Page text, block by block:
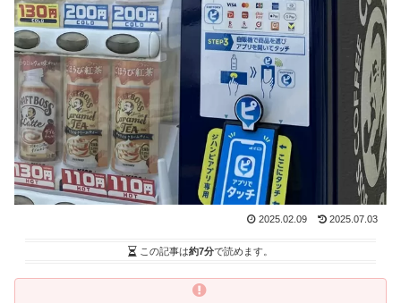
2025.02.09 2025.07.03
この記事は約7分で読めます。